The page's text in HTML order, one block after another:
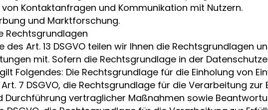
Kontaktanfragen und Kommunikation mit Nutzern.
und Marktforschung.
Rechtsgrundlagen
des Art. 13 DSGVO teilen wir Ihnen die Rechtsgrundlagen
mit. Sofern die Rechtsgrundlage in der
Folgendes: Die Rechtsgrundlage für die Einholung von
Art. 7 DSGVO, die Rechtsgrundlage für die Verarbeitung zur
Durchführung vertraglicher Maßnahmen sowie